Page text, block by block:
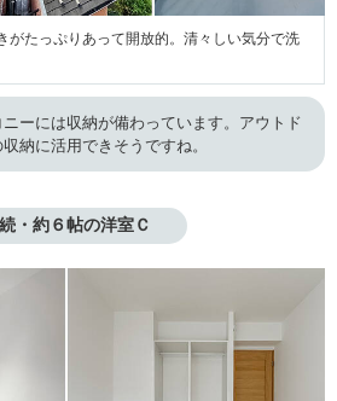
がたっぷりあって開放的。清々しい気分で洗
ーには収納が備わっています。アウトド
納に活用できそうですね。
・約６帖の洋室Ｃ